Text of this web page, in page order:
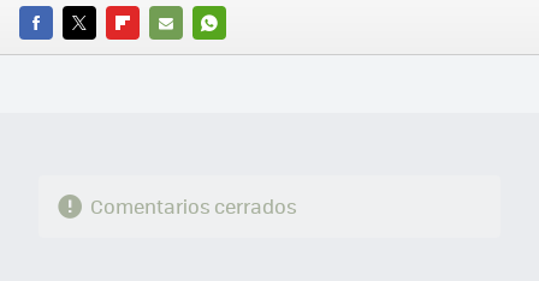
FACEBOOK
TWITTERFLIPBOARD
E-
WHATSAPP
Comentarios cerrados